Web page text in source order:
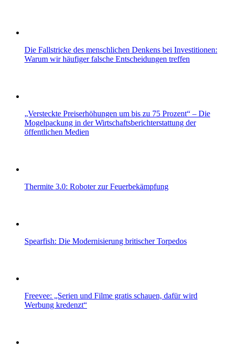
Die Fallstricke des menschlichen Denkens bei Investitionen:
Warum wir häufiger falsche Entscheidungen treffen
„Versteckte Preiserhöhungen um bis zu 75 Prozent“ – Die
Mogelpackung in der Wirtschaftsberichterstattung der
öffentlichen Medien
Thermite 3.0: Roboter zur Feuerbekämpfung
Spearfish: Die Modernisierung britischer Torpedos
Freevee: „Serien und Filme gratis schauen, dafür wird
Werbung kredenzt“